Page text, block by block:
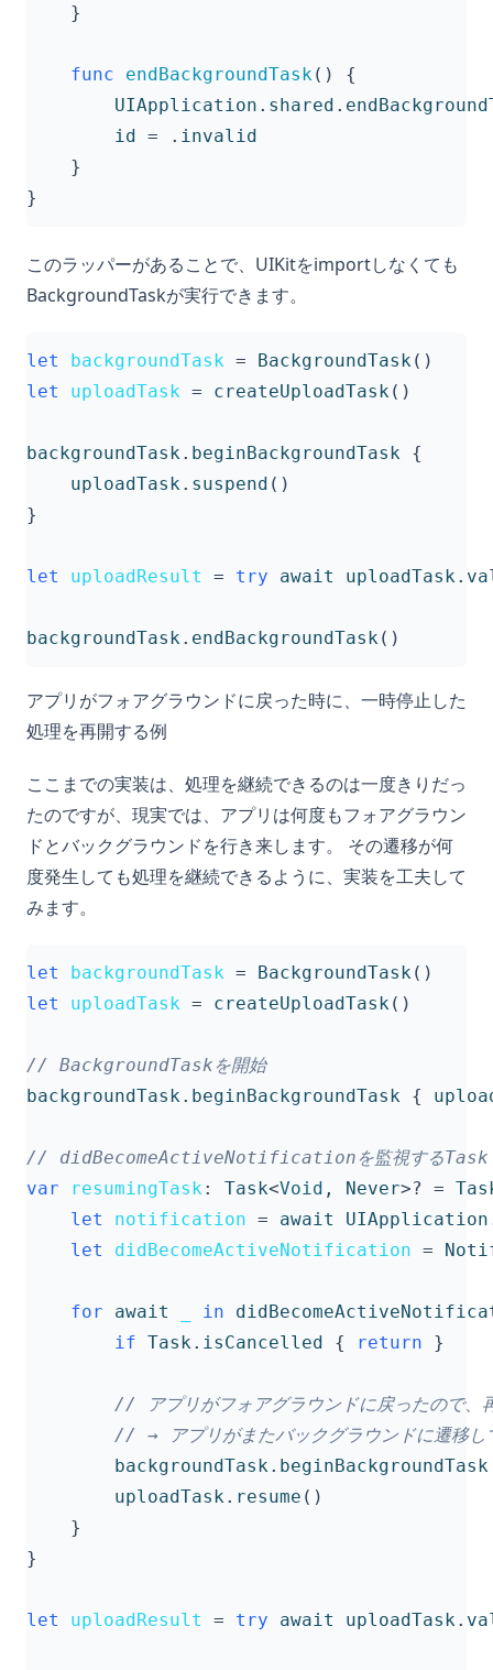
}
func endBackgroundTask()
{
UIApplication . shared .
id = . invalid
}
}
このラッパーがあることで、UIKitをimportしなくても
BackgroundTaskが実行できます。
let backgroundTask = BackgroundTask()
let
uploadTask = createUploadTask()
backgroundTask. beginBackgroundTask {
uploadTask. suspend ()
}
let uploadResult = try await uploadTask.
backgroundTask. endBackgroundTask()
アプリがフォアグラウンドに戻った時に、一時停止した
処理を再開する例
ここまでの実装は、処理を継続できるのは一度きりだっ
たのですが、現実では、アプリは何度もフォアグラウン
ドとバックグラウンドを行き来します。 その遷移が何
度発生しても処理を継続できるように、実装を工夫して
みます。
let backgroundTask = BackgroundTask()
let
uploadTask = createUploadTask()
// BackgroundTaskを開始
backgroundTask. beginBackgroundTask {
// didBecomeActiveNotificationを監視するTask
var
resumingTask: Task<Void , Never>? =
let
notification = await UIApplication
let
didBecomeActiveNotification =
for await in
if Task. isCancelled { return }
// アプリがフォアグラウンドに戻ったので
// → アプリがまたバックグラウンドに遷移し
backgroundTask. beginBackgroundTask
uploadTask. resume ()
}
}
let uploadResult = try await uploadTask.